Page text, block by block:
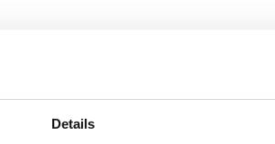
Details
Aluminiumoxid